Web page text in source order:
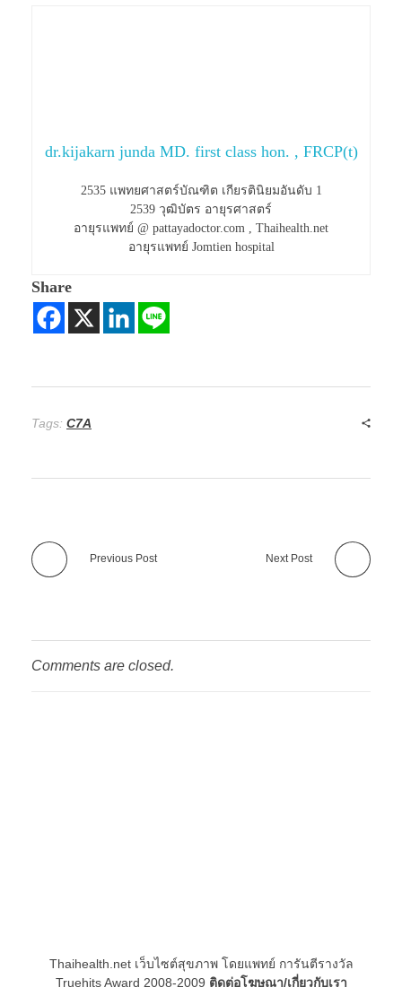
dr.kijakarn junda MD. first class hon. , FRCP(t)
2535 แพทยศาสตร์บัณฑิต เกียรตินิยมอันดับ 1
2539 วุฒิบัตร อายุรศาสตร์
อายุรแพทย์ @ pattayadoctor.com , Thaihealth.net
อายุรแพทย์ Jomtien hospital
Share
Tags: C7A
Previous Post Next Post
Comments are closed.
Thaihealth.net เว็บไซต์สุขภาพ โดยแพทย์ การันตีรางวัล
Truehits Award 2008-2009 ติดต่อโฆษณา/เกี่ยวกับเรา